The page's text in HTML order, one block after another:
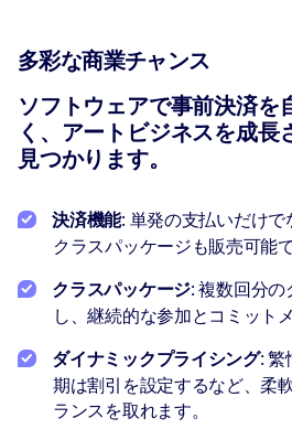
多彩な商業チャンス
ソフトウェアで事前決済を
く、アートビジネスを成長
見つかります。
決済機能: 単発の支払いだけ
クラスパッケージも販売可能で
クラスパッケージ: 複数回分
し、継続的な参加とコミット
ダイナミックプライシング: 繁
期は割引を設定するなど、柔
ランスを取れます。